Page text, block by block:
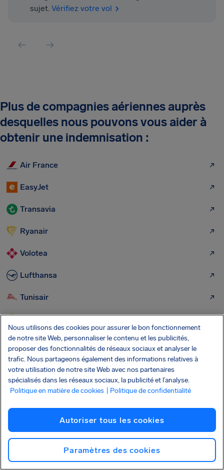
sujet. Vérifiez votre vol
Plus de compagnies aériennes auprès
desquelles nous pouvons vous aider à
obtenir une indemnisation :
Air France
EasyJet
Transavia
Ryanair
Volotea
Lufthansa
Tunisair
TAP Portugal
Wizz Air
pouvons vous aider à obtenir une
indemnisation :
Paris-Charles de Gaulle
Nous utilisons des cookies pour assurer le bon fonctionnement
de notre site Web, personnaliser le contenu et les publicités,
proposer des fonctionnalités de réseaux sociaux et analyser le
trafic. Nous partageons également des informations relatives à
votre utilisation de notre site Web avec nos partenaires
spécialisés dans les réseaux sociaux, la publicité et l’analyse.
Politique en matière de cookies
| Politique de confidentialité
Autoriser tous les cookies
Paramètres des cookies